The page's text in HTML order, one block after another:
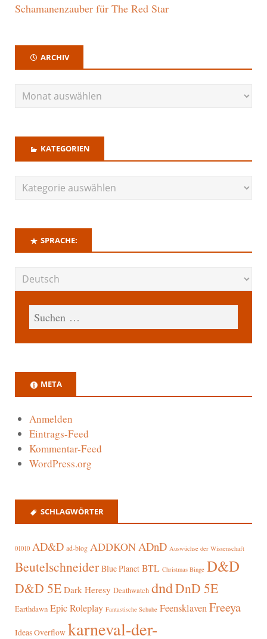
Schamanenzauber für The Red Star
ARCHIV
KATEGORIEN
SPRACHE:
META
Anmelden
Eintrags-Feed
Kommentar-Feed
WordPress.org
SCHLAGWÖRTER
01010 AD&D ad-blog ADDKONADnD Auswüchse der Wissenschaft
Beutelschneider Blue Planet BTL Christmas Binge D&D
D&D 5E Dark Heresy Deathwatch dndDnD 5E
Earthdawn Epic Roleplay Fantastische Schuhe FeensklavenFreeya
Ideas Overflow karneval-der-